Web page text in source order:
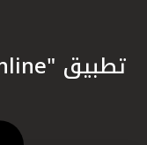
تطبيق "KFHOnline" للهواتف الذكية